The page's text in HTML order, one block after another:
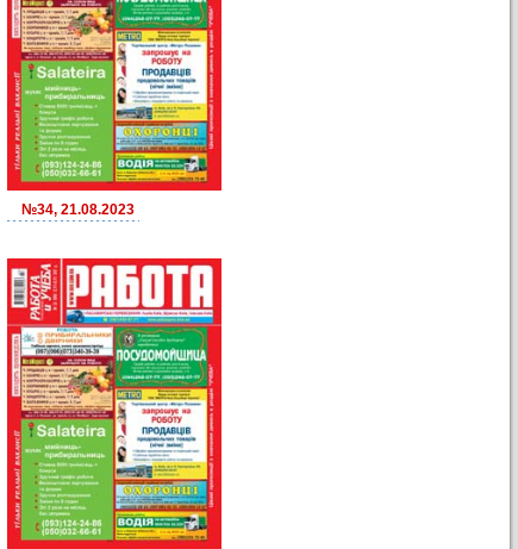
№34, 21.08.2023